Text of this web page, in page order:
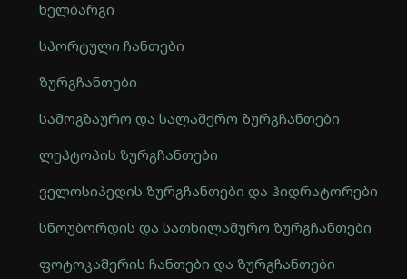
ხელბარგი
სპორტული ჩანთები
ზურგჩანთები
სამოგზაურო და სალაშქრო ზურგჩანთები
ლეპტოპის ზურგჩანთები
ველოსიპედის ზურგჩანთები და ჰიდრატორები
სნოუბორდის და სათხილამურო ზურგჩანთები
ფოტოკამერის ჩანთები და ზურგჩანთები